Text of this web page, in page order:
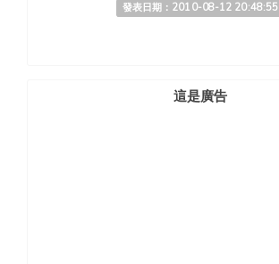
發表日期：2010-08-12 20:48:55
這是廣告